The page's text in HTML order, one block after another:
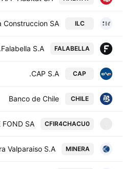
ILC
Construccion SA
FALABELLA
Falabella S.A.
CAP
CAP S.A.
CHILE
Banco de Chile
CFIR4CHACU0
FOND SA
MINERA
Valparaiso S.A.